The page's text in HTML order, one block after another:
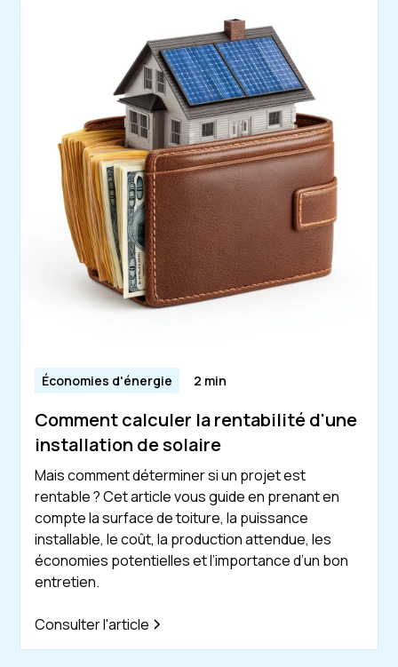
Économies d'énergie 2 min
Comment calculer la rentabilité d'une
installation de solaire
Mais comment déterminer si un projet est
rentable ? Cet article vous guide en prenant en
compte la surface de toiture, la puissance
installable, le coût, la production attendue, les
économies potentielles et l’importance d’un bon
entretien.
Consulter l'article